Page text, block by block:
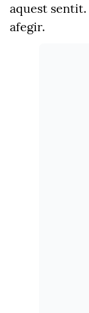
aquest sentit.
afegir.